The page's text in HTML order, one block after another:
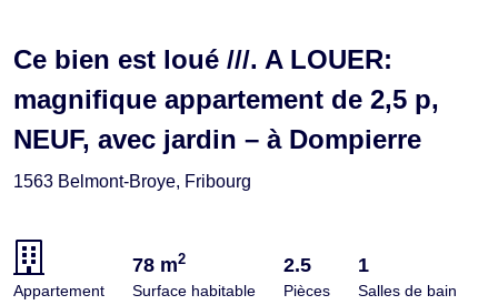
Ce bien est loué ///. A LOUER:
magnifique appartement de 2,5 p,
NEUF, avec jardin – à Dompierre
1563 Belmont-Broye, Fribourg
Appartement
78 m2
Surface habitable
2.5
Pièces
1
Salles de bain